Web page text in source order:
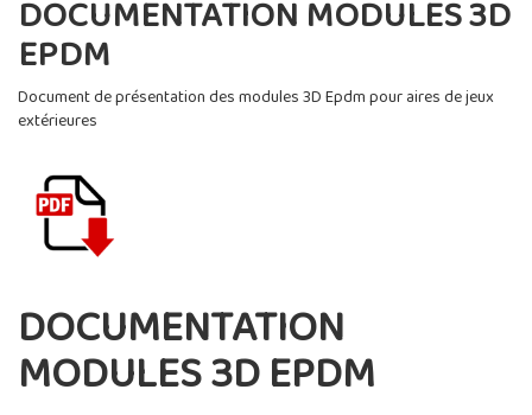
DOCUMENTATION MODULES 3D
EPDM
Document de présentation des modules 3D Epdm pour aires de jeux
extérieures
DOCUMENTATION
MODULES 3D EPDM